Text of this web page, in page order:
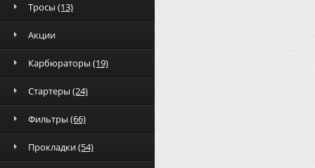
Тросы (13)
Акции
Карбюраторы (19)
Стартеры (24)
Фильтры (66)
Прокладки(54)